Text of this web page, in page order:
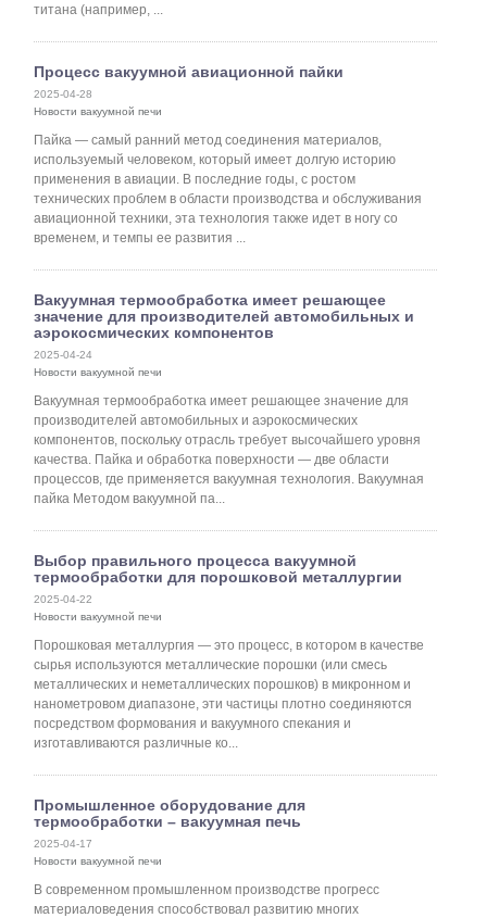
титана (например, ...
Процесс вакуумной авиационной пайки
2025-04-28
Новости вакуумной печи
Пайка — самый ранний метод соединения материалов,
используемый человеком, который имеет долгую историю
применения в авиации. В последние годы, с ростом
технических проблем в области производства и обслуживания
авиационной техники, эта технология также идет в ногу со
временем, и темпы ее развития ...
Вакуумная термообработка имеет решающее
значение для производителей автомобильных и
аэрокосмических компонентов
2025-04-24
Новости вакуумной печи
Вакуумная термообработка имеет решающее значение для
производителей автомобильных и аэрокосмических
компонентов, поскольку отрасль требует высочайшего уровня
качества. Пайка и обработка поверхности — две области
процессов, где применяется вакуумная технология. Вакуумная
пайка Методом вакуумной па...
Выбор правильного процесса вакуумной
термообработки для порошковой металлургии
2025-04-22
Новости вакуумной печи
Порошковая металлургия — это процесс, в котором в качестве
сырья используются металлические порошки (или смесь
металлических и неметаллических порошков) в микронном и
нанометровом диапазоне, эти частицы плотно соединяются
посредством формования и вакуумного спекания и
изготавливаются различные ко...
Промышленное оборудование для
термообработки – вакуумная печь
2025-04-17
Новости вакуумной печи
В современном промышленном производстве прогресс
материаловедения способствовал развитию многих